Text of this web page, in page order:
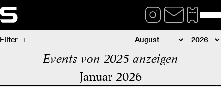
Filter
Events von 2025 anzeigen
Januar 2026